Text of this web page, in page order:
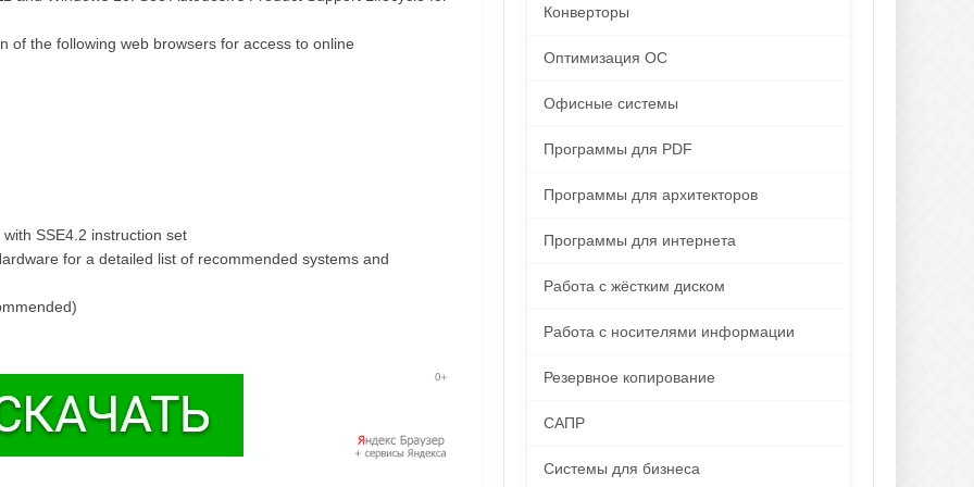
of the following web browsers for access to online
SSE4.2 instruction set
for a detailed list of recommended systems and
Конверторы
Оптимизация ОС
Офисные системы
Программы для PDF
Программы для архитекторов
Программы для интернета
Работа с жёстким диском
Работа с носителями информации
Резервное копирование
САПР
Системы для бизнеса